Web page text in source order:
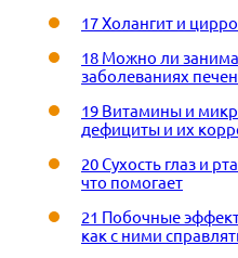
17 Холангит и
18 Можно ли
заболеваниях
19 Витамины и
дефициты и их
20 Сухость глаз и
что помогает
21 Побочные
как с ними